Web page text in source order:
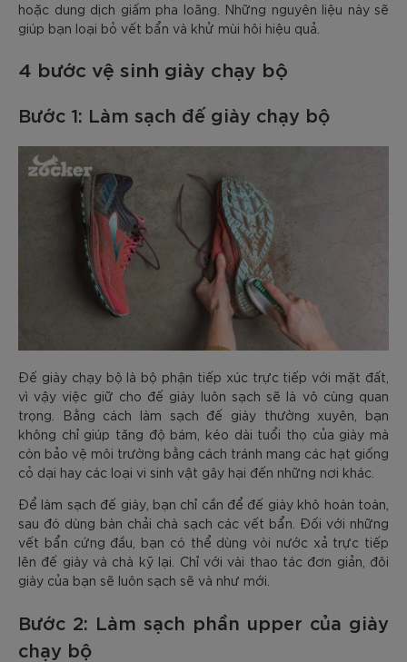
hoặc dung dịch giấm pha loãng. Những nguyên liệu này sẽ
giúp bạn loại bỏ vết bẩn và khử mùi hôi hiệu quả.
4 bước vệ sinh giày chạy bộ
Bước 1: Làm sạch đế giày chạy bộ
Đế giày chạy bộ là bộ phận tiếp xúc trực tiếp với mặt đất,
vì vậy việc giữ cho đế giày luôn sạch sẽ là vô cùng quan
trọng. Bằng cách làm sạch đế giày thường xuyên, bạn
không chỉ giúp tăng độ bám, kéo dài tuổi thọ của giày mà
còn bảo vệ môi trường bằng cách tránh mang các hạt giống
cỏ dại hay các loại vi sinh vật gây hại đến những nơi khác.
Để làm sạch đế giày, bạn chỉ cần để đế giày khô hoàn toàn,
sau đó dùng bàn chải chà sạch các vết bẩn. Đối với những
vết bẩn cứng đầu, bạn có thể dùng vòi nước xả trực tiếp
lên đế giày và chà kỹ lại. Chỉ với vài thao tác đơn giản, đôi
giày của bạn sẽ luôn sạch sẽ và như mới.
Bước 2: Làm sạch phần upper của giày
chạy bộ